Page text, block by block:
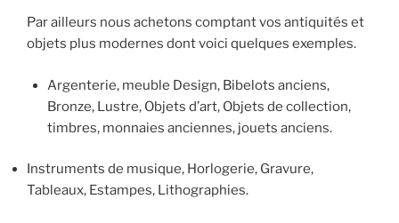
Par ailleurs nous achetons comptant vos antiquités et
objets plus modernes dont voici quelques exemples.
Argenterie, meuble Design, Bibelots anciens,
Bronze, Lustre, Objets d’art, Objets de collection,
timbres, monnaies anciennes, jouets anciens.
Instruments de musique, Horlogerie, Gravure,
Tableaux, Estampes, Lithographies.